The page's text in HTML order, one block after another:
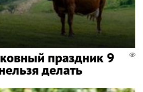
праздник 9
делать